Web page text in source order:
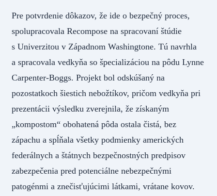
Pre potvrdenie dôkazov, že ide o bezpečný proces,
spolupracovala Recompose na spracovaní štúdie
s Univerzitou v Západnom Washingtone. Tú navrhla
a spracovala vedkyňa so špecializáciou na pôdu Lynne
Carpenter-Boggs. Projekt bol odskúšaný na
pozostatkoch šiestich nebožtíkov, pričom vedkyňa pri
prezentácii výsledku zverejnila, že získaným
„kompostom“ obohatená pôda ostala čistá, bez
zápachu a spĺňala všetky podmienky amerických
federálnych a štátnych bezpečnostných predpisov
zabezpečenia pred potenciálne nebezpečnými
patogénmi a znečisťujúcimi látkami, vrátane kovov.